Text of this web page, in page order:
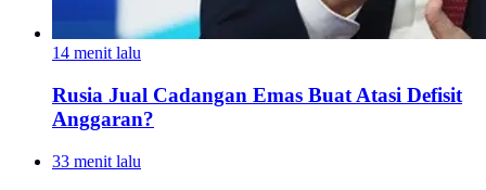
14 menit lalu
Rusia Jual Cadangan Emas Buat Atasi Defisit
Anggaran?
33 menit lalu